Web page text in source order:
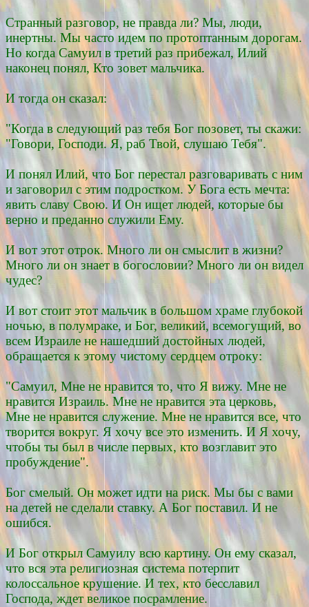
Странный разговор, не правда ли? Мы, люди,
инертны. Мы часто идем по протоптанным дорогам.
Но когда Самуил в третий раз прибежал, Илий
наконец понял, Кто зовет мальчика.
И тогда он сказал:
"Когда в следующий раз тебя Бог позовет, ты скажи:
"Говори, Господи. Я, раб Твой, слушаю Тебя".
И понял Илий, что Бог перестал разговаривать с ним
и заговорил с этим подростком. У Бога есть мечта:
явить славу Свою. И Он ищет людей, которые бы
верно и преданно служили Ему.
И вот этот отрок. Много ли он смыслит в жизни?
Много ли он знает в богословии? Много ли он видел
чудес?
И вот стоит этот мальчик в большом храме глубокой
ночью, в полумраке, и Бог, великий, всемогущий, во
всем Израиле не нашедший достойных людей,
обращается к этому чистому сердцем отроку:
"Самуил, Мне не нравится то, что Я вижу. Мне не
нравится Израиль. Мне не нравится эта церковь,
Мне не нравится служение. Мне не нравится все, что
творится вокруг. Я хочу все это изменить. И Я хочу,
чтобы ты был в числе первых, кто возглавит это
пробуждение".
Бог смелый. Он может идти на риск. Мы бы с вами
на детей не сделали ставку. А Бог поставил. И не
ошибся.
И Бог открыл Самуилу всю картину. Он ему сказал,
что вся эта религиозная система потерпит
колоссальное крушение. И тех, кто бесславил
Господа, ждет великое посрамление.